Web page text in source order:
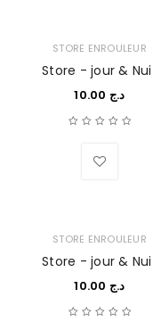
STORE ENROULEUR
Store - jour &
د.ج
STORE ENROULEUR
Store - jour &
د.ج